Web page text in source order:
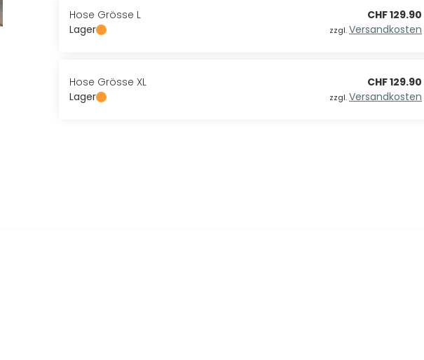
Hose Grösse L
Lager
CHF 129.90
zzgl.Versandkosten
Hose Grösse XL
Lager
CHF 129.90
zzgl.Versandkosten